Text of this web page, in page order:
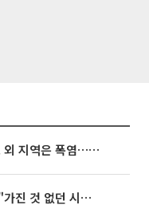
동해안은 시간당 80㎜ 폭우, 그 외 지역은 폭염…‘극과 극 날씨’
임영웅, 어느덧 데뷔 10주년⋯"가진 것 없던 시절, 내 앞엔 20명의 팬뿐"